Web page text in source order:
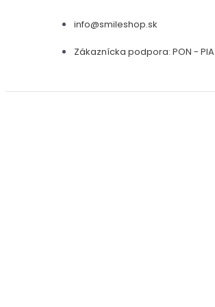
info@smileshop.sk
Zákaznícka podpora: PON -